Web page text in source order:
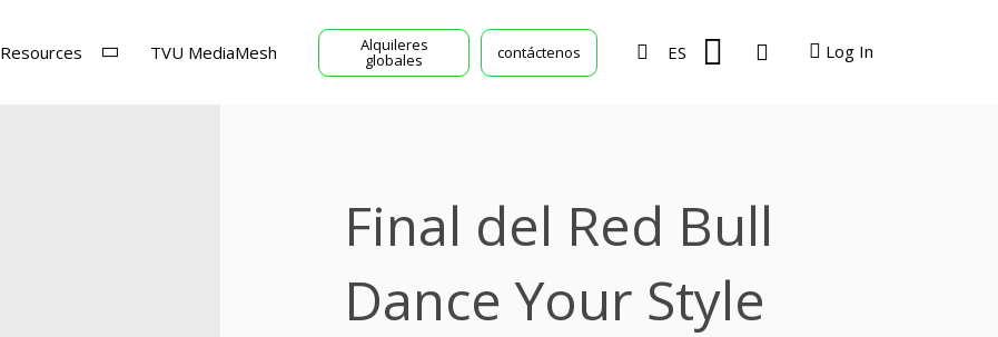
Resources TVU MediaMesh Alquileres
globales contáctenos ES Log In
TVU Channel
Final del Red Bull
Dance Your Style